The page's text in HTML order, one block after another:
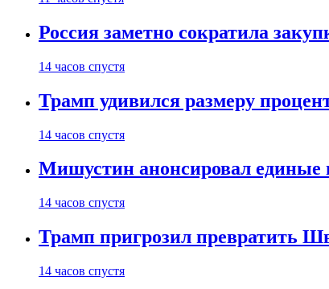
Россия заметно сократила
14 часов спустя
Трамп удивился размеру
14 часов спустя
Мишустин анонсировал единые
14 часов спустя
Трамп пригрозил превратить
14 часов спустя